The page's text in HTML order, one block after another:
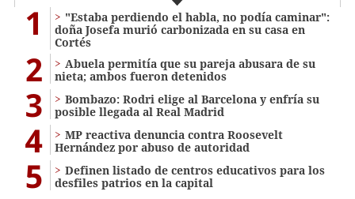
1
"Estaba perdiendo el habla, no podía caminar":
doña Josefa murió carbonizada en su casa en
Cortés
2
Abuela permitía que su pareja abusara de su
nieta; ambos fueron detenidos
3
Bombazo: Rodri elige al Barcelona y enfría su
posible llegada al Real Madrid
4
MP reactiva denuncia contra Roosevelt
Hernández por abuso de autoridad
5
Definen listado de centros educativos para los
desfiles patrios en la capital